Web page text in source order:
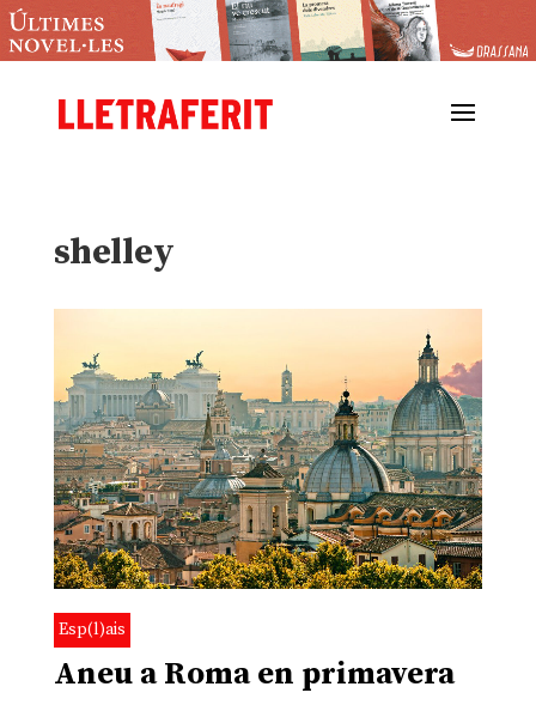
shelley
Esp(l)ais
Aneu a Roma en primavera